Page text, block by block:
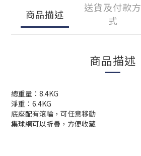
商品描述
送貨及付款方
式
商品描述
總重量：8.4KG
淨重：6.4KG
底座配有滾輪，可任意移動
集球網可以折疊，方便收藏